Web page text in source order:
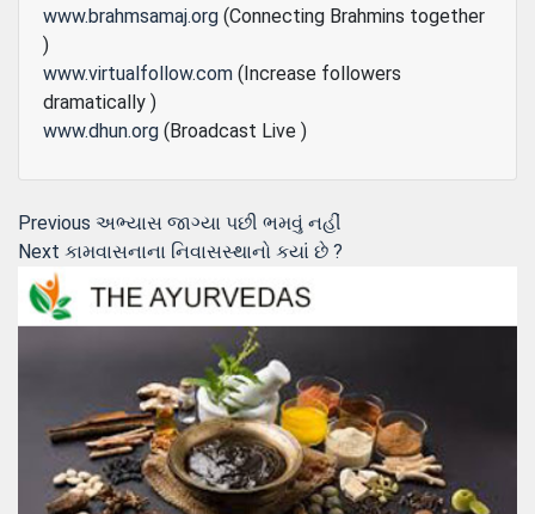
www.brahmsamaj.org (Connecting Brahmins together
)
www.virtualfollow.com (Increase followers
dramatically )
www.dhun.org (Broadcast Live )
Post
navigation
Previous Previous
post:
અભ્યાસ જાગ્યા પછી ભમવું નહીં
Next Next
કામવાસનાના નિવાસસ્થાનો કયાં છે ?